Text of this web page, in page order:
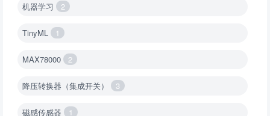
机器学习 2
TinyML 1
MAX78000 2
降压转换器（集成开关） 3
磁感传感器 1